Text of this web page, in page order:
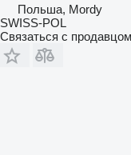
Польша, Mordy
SWISS-POL
Связаться с продавцом